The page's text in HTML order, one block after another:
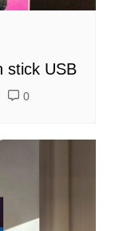
stick USB
0